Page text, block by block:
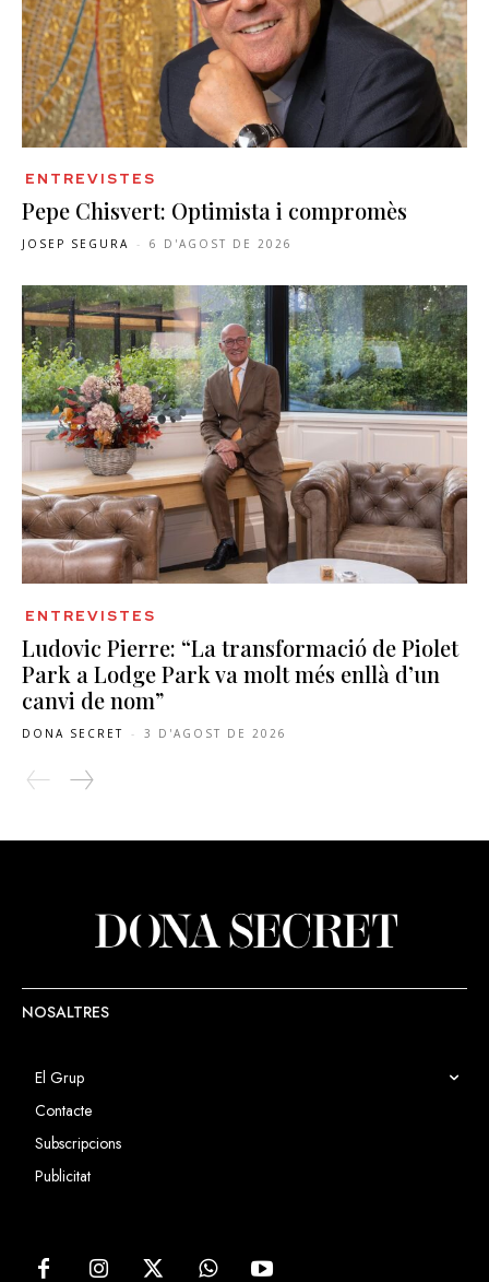
ENTREVISTES
Pepe Chisvert: Optimista i compromès
JOSEP SEGURA - 6 D'AGOST DE 2026
ENTREVISTES
Ludovic Pierre: “La transformació de Piolet
Park a Lodge Park va molt més enllà d’un
canvi de nom”
DONA SECRET - 3 D'AGOST DE 2026
NOSALTRES
El Grup
Contacte
Subscripcions
Publicitat